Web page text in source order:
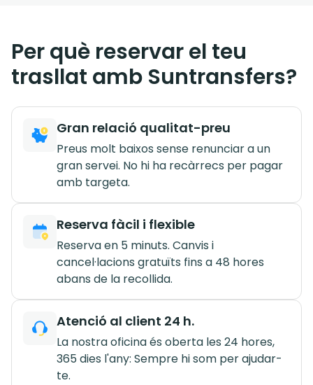
Per què reservar el teu
trasllat amb Suntransfers?
Gran relació qualitat-preu
Preus molt baixos sense renunciar a un
gran servei. No hi ha recàrrecs per pagar
amb targeta.
Reserva fàcil i flexible
Reserva en 5 minuts. Canvis i
cancel·lacions gratuïts fins a 48 hores
abans de la recollida.
Atenció al client 24 h.
La nostra oficina és oberta les 24 hores,
365 dies l'any: Sempre hi som per ajudar-
te.